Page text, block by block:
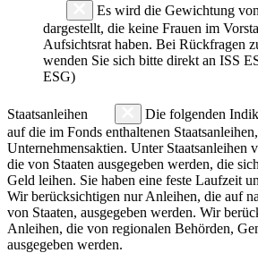
Es wird die Gewichtung
dargestellt, die keine Frauen im
Aufsichtsrat haben. Bei Rückfragen
wenden Sie sich bitte direkt an ISS
ESG)
Staatsanleihen
Die folgenden
auf die im Fonds enthaltenen
Unternehmensaktien. Unter Staatsanleihen
die von Staaten ausgegeben werden, die
Geld leihen. Sie haben eine feste Laufzeit
Wir berücksichtigen nur Anleihen, die auf
von Staaten, ausgegeben werden. Wir
Anleihen, die von regionalen Behörden,
ausgegeben werden.